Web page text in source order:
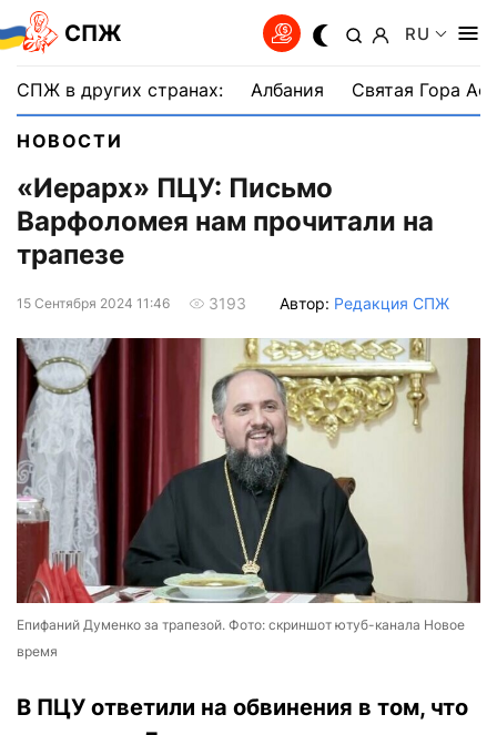
СПЖ RU
СПЖ в других странах: Албания Святая Гора
НОВОСТИ
«Иерарх» ПЦУ: Письмо
Варфоломея нам прочитали на
трапезе
15 Сентября 2024 11:46 3193 Автор: Редакция СПЖ
Епифаний Думенко за трапезой. Фото: скриншот ютуб-канала Новое
время
В ПЦУ ответили на обвинения в том, что